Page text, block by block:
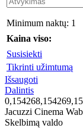
Minimum naktų: 1
Kaina viso:
Susisiekti
Tikrinti užimtumą
Išsaugoti
Dalintis
Jacuzzi Cinema
Skelbimą valdo